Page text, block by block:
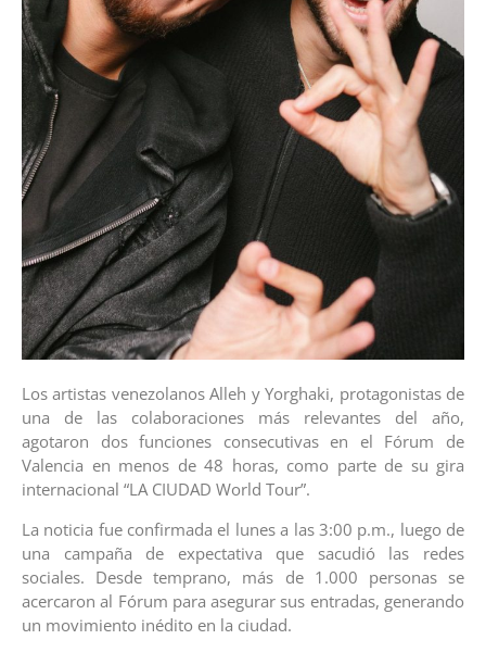
Los artistas venezolanos Alleh y Yorghaki, protagonistas de
una de las colaboraciones más relevantes del año,
agotaron dos funciones consecutivas en el Fórum de
Valencia en menos de 48 horas, como parte de su gira
internacional “LA CIUDAD World Tour”.
La noticia fue confirmada el lunes a las 3:00 p.m., luego de
una campaña de expectativa que sacudió las redes
sociales. Desde temprano, más de 1.000 personas se
acercaron al Fórum para asegurar sus entradas, generando
un movimiento inédito en la ciudad.